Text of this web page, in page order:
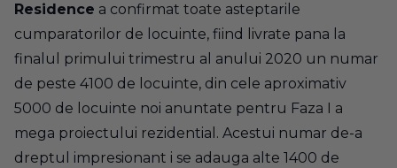
Residence a confirmat toate asteptarile
cumparatorilor de locuinte, fiind livrate pana la
finalul primului trimestru al anului 2020 un numar
de peste 4100 de locuinte, din cele aproximativ
5000 de locuinte noi anuntate pentru Faza I a
mega proiectului rezidential. Acestui numar de-a
dreptul impresionant i se adauga alte 1400 de